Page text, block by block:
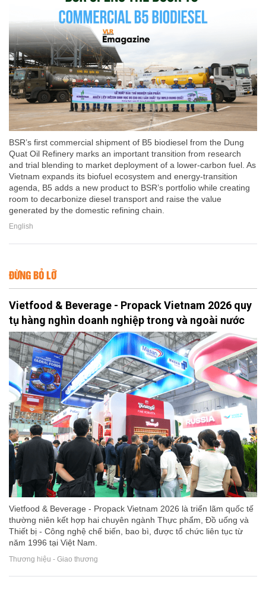
BSR’s first commercial shipment of B5 biodiesel from the Dung
Quat Oil Refinery marks an important transition from research
and trial blending to market deployment of a lower-carbon fuel. As
Vietnam expands its biofuel ecosystem and energy-transition
agenda, B5 adds a new product to BSR’s portfolio while creating
room to decarbonize diesel transport and raise the value
generated by the domestic refining chain.
English
ĐỪNG BỎ LỠ
Vietfood & Beverage - Propack Vietnam 2026 quy
tụ hàng nghìn doanh nghiệp trong và ngoài nước
Vietfood & Beverage - Propack Vietnam 2026 là triển lãm quốc tế
thường niên kết hợp hai chuyên ngành Thực phẩm, Đồ uống và
Thiết bị - Công nghệ chế biến, bao bì, được tổ chức liên tục từ
năm 1996 tại Việt Nam.
Thương hiệu - Giao thương